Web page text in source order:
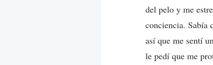
del pelo y me
conciencia. Sabía
así que me sentí
le pedí que me